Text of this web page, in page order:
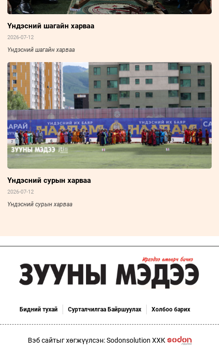
Үндэсний шагайн харваа
2026-07-12
Үндэсний шагайн харваа
Үндэсний сурын харваа
2026-07-12
Үндэсний сурын харваа
Бидний тухай Сурталчилгаа Байршуулах Холбоо барих
Вэб сайтыг хөгжүүлсэн: Sodonsolution ХХК